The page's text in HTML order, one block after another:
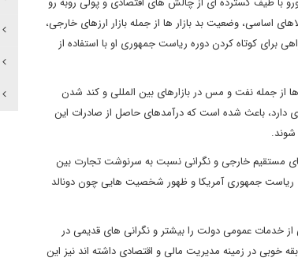
وضعیت بد بازار ها از جمله بازار ارزهای خارجی،
برای کوتاه کردن دوره ریاست جمهوری او با استفاده از
از جمله نفت و مس در بازارهای بین المللی و کند شدن
دارد، باعث شده است که درآمدهای حاصل از صادرات این
مستقیم خارجی و نگرانی نسبت به سرنوشت تجارت بین
ریاست جمهوری آمریکا و ظهور شخصیت هایی چون دونالد
از خدمات عمومی دولت را بیشتر و نگرانی های قدیمی در
خوبی در زمینه مدیریت مالی و اقتصادی داشته اند نیز این